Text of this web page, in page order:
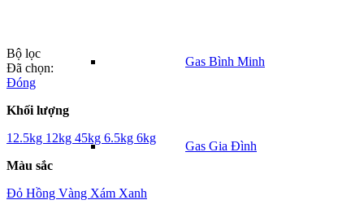
Gas Bình Minh
Gas Gia Đình
Bộ lọc
Đã chọn:
Đóng
Khối lượng
12.5kg 12kg 45kg 6.5kg 6kg
Màu sắc
Đỏ Hồng Vàng Xám Xanh